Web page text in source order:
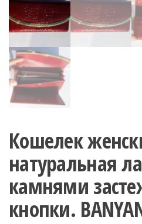
Кошелек
натуральная
камнями
кнопки.